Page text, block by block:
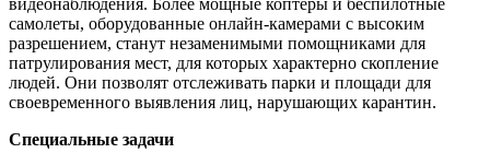
самолеты, оборудованные онлайн-камерами с высоким
разрешением, станут незаменимыми помощниками для
патрулирования мест, для которых характерно скопление
людей. Они позволят отслеживать парки и площади для
своевременного выявления лиц, нарушающих карантин.
Специальные задачи